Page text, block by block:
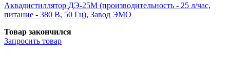
Аквадистиллятор ДЭ-25М (производительность - 25 л/час,
питание - 380 В, 50 Гц), Завод ЭМО
Товар закончился
Запросить товар